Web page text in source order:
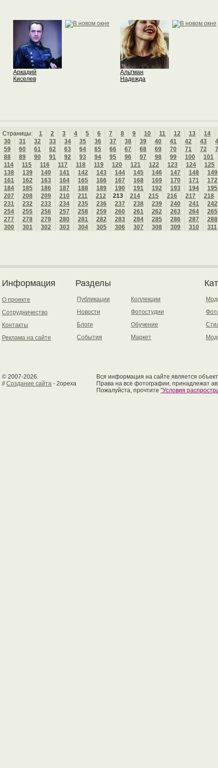
Аркадий
Киселев
Альтман
Надежда
Страницы: 1 2 3 4 5 6 7 8 9 10 11 12 13
14
30
31 32 33 34 35 36 37 38 39 40 41 42 43
59
60 61 62 63 64 65 66 67 68 69 70 71 72
88
89 90 91 92 93 94 95 96 97 98 99 100
101
114
115 116 117 118 119 120 121 122 123 124
125
138
139 140 141 142 143 144 145 146 147 148
149
161
162 163 164 165 166 167 168 169 170 171
172
184
185 186 187 188 189 190 191 192 193 194
195
207
208 209 210 211 212 213 214 215 216 217
218
231
232 233 234 235 236 237 238 239 240 241
242
254
255 256 257 258 259 260 261 262 263 264
265
277
278 279 280 281 282 283 284 285 286 287
288
300
301 302 303 304 305 306 307 308 309 310 311
Информация
О проекте
Сотрудничество
Контакты
Реклама на сайте
Разделы
Публикации
Новости
Блоги
События
Коллекции
Фотостудии
Обучение
Маркет
© 2007-2026.
//Создание сайта - 2opexa
Вся информация на сайте является
Права на все фотографии, принадлежат
Пожалуйста, прочтите "Условия